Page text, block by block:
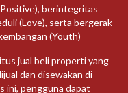
berintegritas
(Love), serta bergerak
(Youth)
jual beli properti yang
dan disewakan di
ini, pengguna dapat